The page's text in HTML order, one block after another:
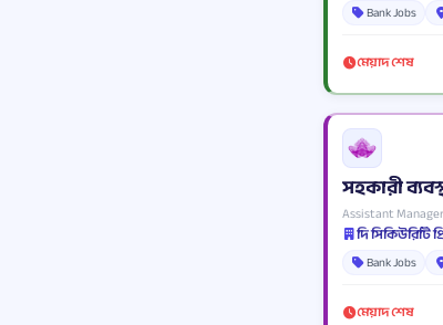
Bank Jobs
মেয়াদ শেষ
সহকারী
Assistant
দি সিকিউরিটি
Bank Jobs
মেয়াদ শেষ